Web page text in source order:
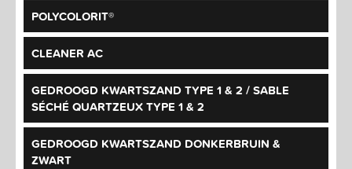
POLYCOLORIT®
CLEANER AC
GEDROOGD KWARTSZAND TYPE 1 & 2 / SABLE
SÉCHÉ QUARTZEUX TYPE 1 & 2
GEDROOGD KWARTSZAND DONKERBRUIN &
ZWART